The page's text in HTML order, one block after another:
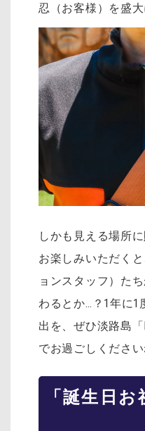
忍（お客様）を盛
しかも見える場所
お楽しみいただく
ョンスタッフ）た
わるとか…？1年に1
出を、ぜひ淡路島「
でお過ごしください
「誕生日